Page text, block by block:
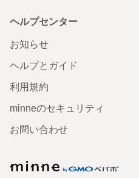
ヘルプセンター
お知らせ
ヘルプとガイド
利用規約
minneのセキュリティ
お問い合わせ